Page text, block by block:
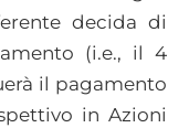
decida di
(i.e., il 4
il pagamento
in Azioni